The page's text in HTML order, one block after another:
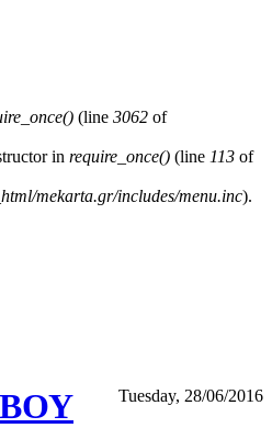
(line 3062 of
in require_once() (line 113 of
mekarta.gr/includes/menu.inc).
Tuesday, 28/06/2016